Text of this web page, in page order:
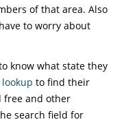
of that area. Also
to worry about
know what state they
to find their
free and other
search field for